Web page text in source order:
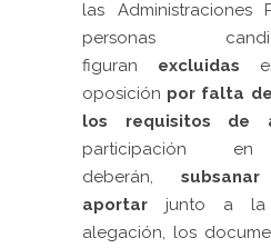
las Administraciones
personas
figuran excluidas
oposición por falta
los requisitos de
participación
deberán,
aportar junto a la
alegación, los